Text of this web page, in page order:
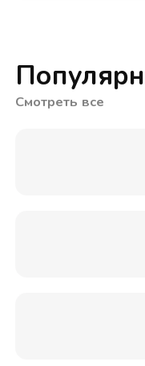
Смотреть все